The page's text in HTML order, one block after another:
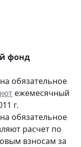
фонд
обязательное
ежемесячный
г.
обязательное
расчет по
взносам за